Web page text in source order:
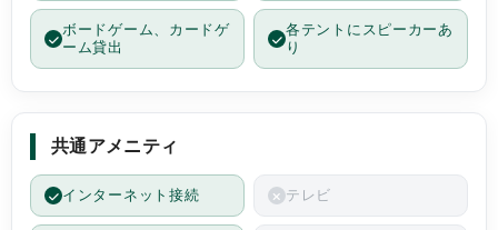
ボードゲーム、カードゲ
ーム貸出
各テントにスピーカーあ
り
共通アメニティ
インターネット接続 テレビ